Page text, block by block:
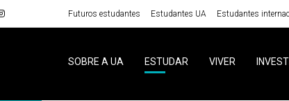
Futuros estudantes Estudantes UA Estudantes
SOBRE A UA ESTUDAR VIVER